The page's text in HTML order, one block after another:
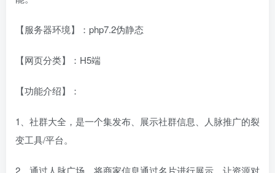
【服务器环境】：php7.2伪静态
【网页分类】：H5端
【功能介绍】：
1、社群大全，是一个集发布、展示社群信息、人脉推广的裂
变工具/平台。
2、通过人脉广场，将商家信息通过名片进行展示，让资源对